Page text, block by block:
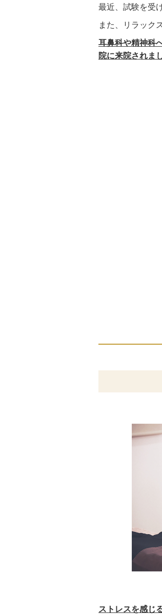
最近、試験を受
また、リラック
耳鼻科や精神科
院に来院されま
ストレスを感じ